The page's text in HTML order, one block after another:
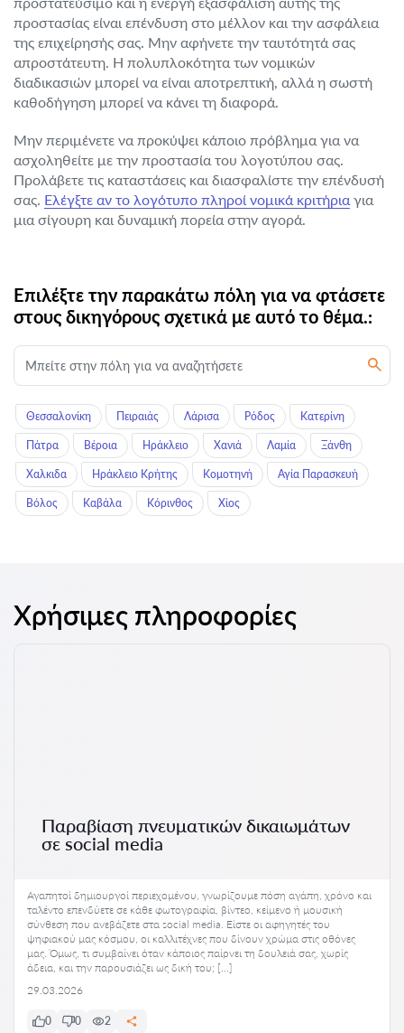
προστασίας είναι επένδυση στο μέλλον και την ασφάλεια
της επιχείρησής σας. Μην αφήνετε την ταυτότητά σας
απροστάτευτη. Η πολυπλοκότητα των νομικών
διαδικασιών μπορεί να είναι αποτρεπτική, αλλά η σωστή
καθοδήγηση μπορεί να κάνει τη διαφορά.
Μην περιμένετε να προκύψει κάποιο πρόβλημα για να
ασχοληθείτε με την προστασία του λογοτύπου σας.
Προλάβετε τις καταστάσεις και διασφαλίστε την επένδυσή
σας. Ελέγξτε αν το λογότυπο πληροί νομικά κριτήρια για
μια σίγουρη και δυναμική πορεία στην αγορά.
Επιλέξτε την παρακάτω πόλη για να φτάσετε
στους δικηγόρους σχετικά με αυτό το θέμα.:
Θεσσαλονίκη Πειραιάς Λάρισα Ρόδος Κατερίνη
Πάτρα Βέροια Ηράκλειο Χανιά Λαμία Ξάνθη
Χαλκιδα Ηράκλειο Κρήτης Κομοτηνή Αγία Παρασκευή
Βόλος Καβάλα Κόρινθος Χίος
Χρήσιμες πληροφορίες
Παραβίαση πνευματικών δικαιωμάτων
σε social media
Αγαπητοί δημιουργοί περιεχομένου, γνωρίζουμε πόση αγάπη, χρόνο και
ταλέντο επενδύετε σε κάθε φωτογραφία, βίντεο, κείμενο ή μουσική
σύνθεση που ανεβάζετε στα social media. Είστε οι αφηγητές του
ψηφιακού μας κόσμου, οι καλλιτέχνες που δίνουν χρώμα στις οθόνες
μας. Όμως, τι συμβαίνει όταν κάποιος παίρνει τη δουλειά σας, χωρίς
άδεια, και την παρουσιάζει ως δική του; […]
29.03.2026
0 0 2